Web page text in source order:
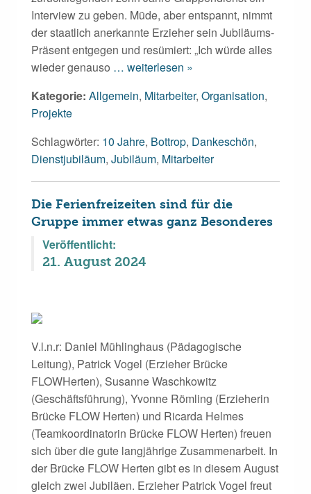
Interview zu geben. Müde, aber entspannt, nimmt
der staatlich anerkannte Erzieher sein Jubiläums-
Präsent entgegen und resümiert: „Ich würde alles
wieder genauso … weiterlesen »
Kategorie: Allgemein, Mitarbeiter, Organisation,
Projekte
Schlagwörter: 10 Jahre, Bottrop, Dankeschön,
Dienstjubiläum, Jubiläum, Mitarbeiter
Die Ferienfreizeiten sind für die
Gruppe immer etwas ganz Besonderes
Veröffentlicht:
21. August 2024
V.l.n.r: Daniel Mühlinghaus (Pädagogische
Leitung), Patrick Vogel (Erzieher Brücke
FLOWHerten), Susanne Waschkowitz
(Geschäftsführung), Yvonne Römling (Erzieherin
Brücke FLOW Herten) und Ricarda Helmes
(Teamkoordinatorin Brücke FLOW Herten) freuen
sich über die gute langjährige Zusammenarbeit. In
der Brücke FLOW Herten gibt es in diesem August
gleich zwei Jubiläen. Erzieher Patrick Vogel freut